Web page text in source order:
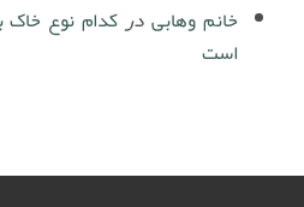
خانم وهابیدرکدام نوع خاک
است